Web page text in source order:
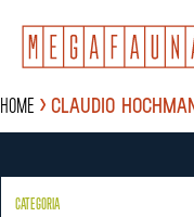
Home Claudio
CATEGORIA